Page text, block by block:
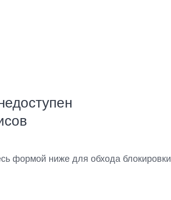
формой ниже для обхода блокировки